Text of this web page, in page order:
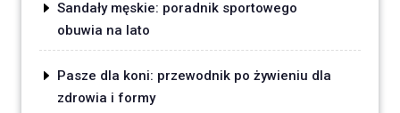
Sandały męskie: poradnik sportowego
obuwia na lato
Pasze dla koni: przewodnik po żywieniu dla
zdrowia i formy